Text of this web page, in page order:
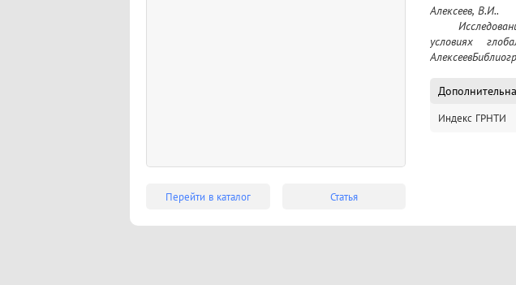
Перейти в каталог Статья
Алексеев, В.И..
условиях
Индекс ГРНТИ